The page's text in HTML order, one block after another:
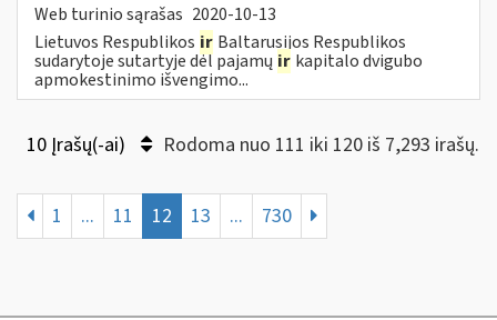
Web turinio sąrašas 2020-10-13
Lietuvos Respublikos ir Baltarusijos Respublikos
sudarytoje sutartyje dėl pajamų ir kapitalo dvigubo
apmokestinimo išvengimo...
10 Įrašų(-ai) Rodoma nuo 111 iki 120 iš 7,293 irašų.
1 ... 11 12 13 ... 730